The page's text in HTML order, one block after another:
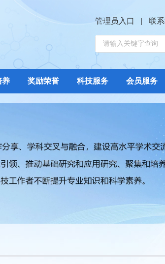
管理员入口 | 联
养 奖励荣誉 科技服务 会员服务